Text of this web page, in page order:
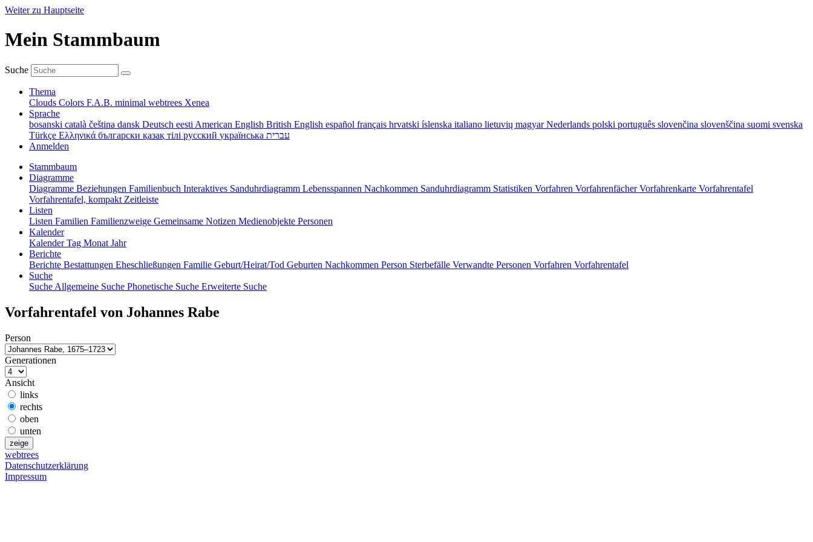
Weiter zu Hauptseite
Mein Stammbaum
Suche
Thema
Clouds Colors F.A.B. minimal webtrees Xenea
Sprache
bosanski català čeština dansk Deutsch eesti American English British English español français hrvatski íslenska italiano lietuvių magyarNederlands polski português slovenčina slovenščina suomi svenska
Türkçe Ελληνικά български қазақ тілі русский українська עברית
Anmelden
Stammbaum
Diagramme
Diagramme Beziehungen Familienbuch Interaktives Sanduhrdiagramm Lebensspannen Nachkommen Sanduhrdiagramm Statistiken Vorfahren VorfahrenfächerVorfahrenkarte Vorfahrentafel
Vorfahrentafel, kompakt Zeitleiste
Listen
Listen Familien Familienzweige Gemeinsame Notizen Medienobjekte Personen
Kalender
KalenderTag Monat Jahr
Berichte
Berichte Bestattungen Eheschließungen Familie Geburt/Heirat/Tod Geburten Nachkommen Person Sterbefälle Verwandte Personen Vorfahren Vorfahrentafel
Suche
Suche Allgemeine Suche Phonetische Suche Erweiterte Suche
Vorfahrentafel von Johannes Rabe
Person
Generationen
Ansicht
links
rechts
oben
unten
webtrees
Datenschutzerklärung
Impressum